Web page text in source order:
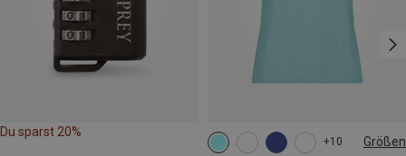
Du sparst 20%
+10 Größen
XXS XL XXL